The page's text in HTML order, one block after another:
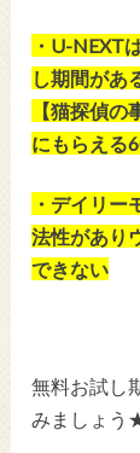
・U-NEXT
し期間があ
【猫探偵
にもらえる
・デイリ
法性があり
できない
無料お試し
みましょう